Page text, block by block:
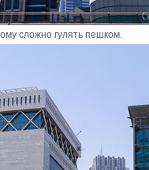
сложно гулять пешком.